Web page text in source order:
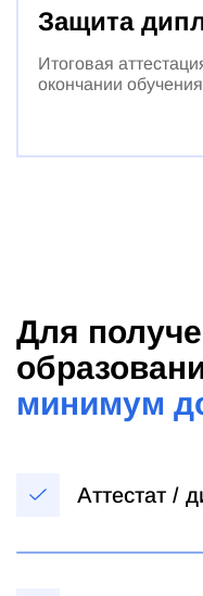
Защита
Итоговая
окончании обучения
Для
минимум
Аттестат /